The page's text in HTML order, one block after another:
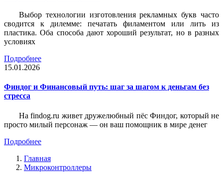
Выбор технологии изготовления рекламных букв часто
сводится к дилемме: печатать филаментом или лить из
пластика. Оба способа дают хороший результат, но в разных
условиях
Подробнее
15.01.2026
Финдог и Финансовый путь: шаг за шагом к деньгам без
стресса
На findog.ru живет дружелюбный пёс Финдог, который не
просто милый персонаж — он ваш помощник в мире денег
Подробнее
Главная
Микроконтроллеры